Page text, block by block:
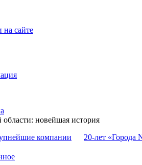
на сайте
области: новейшая история
компании 20-лет «Города